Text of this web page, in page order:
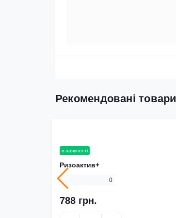
Рекомендовані товари
в наявності
Ризоактив+
0
788 грн.